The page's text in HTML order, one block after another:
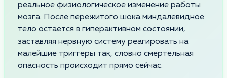
реальное физиологическое изменение работы
мозга. После пережитого шока миндалевидное
тело остается в гиперактивном состоянии,
заставляя нервную систему реагировать на
малейшие триггеры так, словно смертельная
опасность происходит прямо сейчас.